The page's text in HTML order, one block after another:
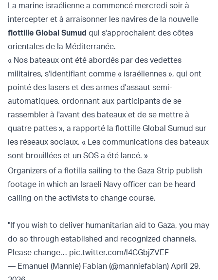
La marine israélienne a commencé mercredi soir à
intercepter et à arraisonner les navires de la nouvelle
flottille Global Sumud qui s'approchaient des côtes
orientales de la Méditerranée.
« Nos bateaux ont été abordés par des vedettes
militaires, s'identifiant comme « israéliennes », qui ont
pointé des lasers et des armes d'assaut semi-
automatiques, ordonnant aux participants de se
rassembler à l'avant des bateaux et de se mettre à
quatre pattes », a rapporté la flottille Global Sumud sur
les réseaux sociaux. « Les communications des bateaux
sont brouillées et un SOS a été lancé. »
Organizers of a flotilla sailing to the Gaza Strip publish
footage in which an Israeli Navy officer can be heard
calling on the activists to change course.
"If you wish to deliver humanitarian aid to Gaza, you may
do so through established and recognized channels.
Please change… pic.twitter.com/l4CGbjZVEF
— Emanuel (Mannie) Fabian (@manniefabian) April 29,